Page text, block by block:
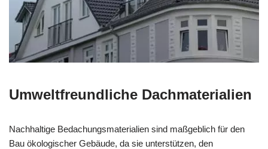
Umweltfreundliche Dachmaterialien
Nachhaltige Bedachungsmaterialien sind maßgeblich für den
Bau ökologischer Gebäude, da sie unterstützen, den